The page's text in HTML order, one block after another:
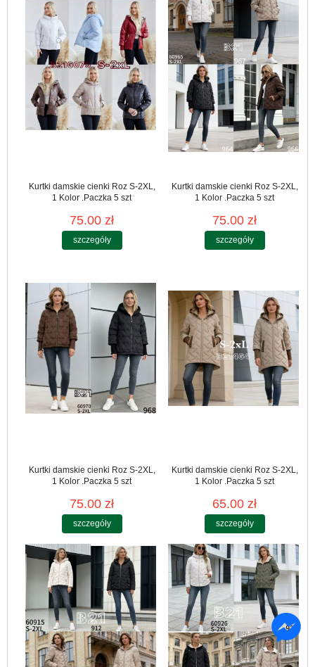
Kurtki damskie cienki Roz S-2XL,
1 Kolor .Paczka 5 szt
75.00 zł
szczegóły
Kurtki damskie cienki Roz S-2XL,
1 Kolor .Paczka 5 szt
75.00 zł
szczegóły
Kurtki damskie cienki Roz S-2XL,
1 Kolor .Paczka 5 szt
75.00 zł
szczegóły
Kurtki damskie cienki Roz S-2XL,
1 Kolor .Paczka 5 szt
65.00 zł
szczegóły